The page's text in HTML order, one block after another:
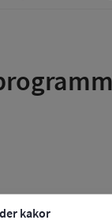
kakor